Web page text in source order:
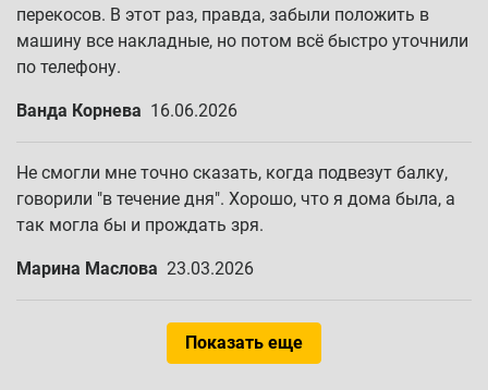
перекосов. В этот раз, правда, забыли положить в
машину все накладные, но потом всё быстро уточнили
по телефону.
Ванда Корнева 16.06.2026
Не смогли мне точно сказать, когда подвезут балку,
говорили "в течение дня". Хорошо, что я дома была, а
так могла бы и прождать зря.
Марина Маслова 23.03.2026
Показать еще